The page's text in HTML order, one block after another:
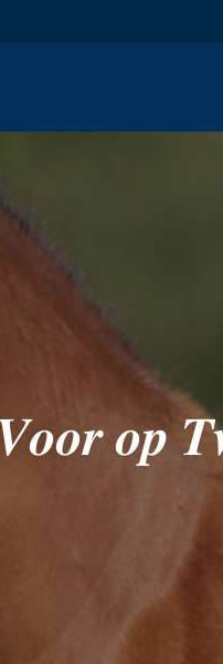
𝒐𝒑